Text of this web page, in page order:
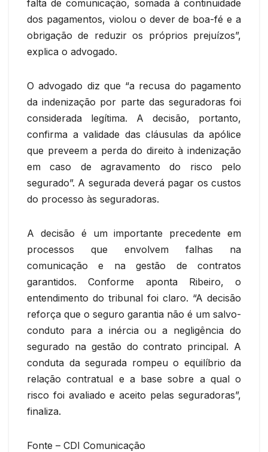
falta de comunicação, somada à continuidade
dos pagamentos, violou o dever de boa-fé e a
obrigação de reduzir os próprios prejuízos”,
explica o advogado.
O advogado diz que “a recusa do pagamento
da indenização por parte das seguradoras foi
considerada legítima. A decisão, portanto,
confirma a validade das cláusulas da apólice
que preveem a perda do direito à indenização
em caso de agravamento do risco pelo
segurado”. A segurada deverá pagar os custos
do processo às seguradoras.
A decisão é um importante precedente em
processos que envolvem falhas na
comunicação e na gestão de contratos
garantidos. Conforme aponta Ribeiro, o
entendimento do tribunal foi claro. “A decisão
reforça que o seguro garantia não é um salvo-
conduto para a inércia ou a negligência do
segurado na gestão do contrato principal. A
conduta da segurada rompeu o equilíbrio da
relação contratual e a base sobre a qual o
risco foi avaliado e aceito pelas seguradoras”,
finaliza.
Fonte – CDI Comunicação